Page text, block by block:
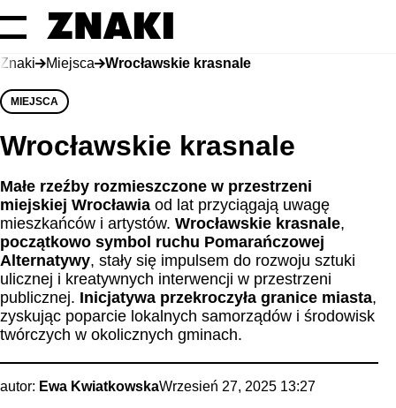
Znaki Miejsca Wrocławskie krasnale
MIEJSCA
Wrocławskie krasnale
Małe rzeźby rozmieszczone w przestrzeni
miejskiej Wrocławia od lat przyciągają uwagę
mieszkańców i artystów. Wrocławskie krasnale,
początkowo symbol ruchu Pomarańczowej
Alternatywy, stały się impulsem do rozwoju sztuki
ulicznej i kreatywnych interwencji w przestrzeni
publicznej. Inicjatywa przekroczyła granice miasta,
zyskując poparcie lokalnych samorządów i środowisk
twórczych w okolicznych gminach.
autor: Ewa KwiatkowskaWrzesień 27, 2025 13:27